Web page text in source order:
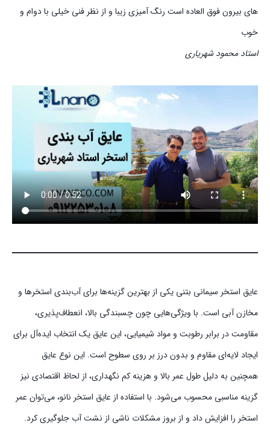
های بیرون فوق العاده است رنگ آمیزی زیبا و از نظر فنی خیلی با دوام و
خوب
استاد محمود شهریاری
عایق استخر سیمانی بتنی یکی از بهترین گزینه‌ها برای آب‌بندی استخرها و
مخازن آبی است. با ویژگی‌هایی چون چسبندگی بالا، انعطاف‌پذیری،
مقاومت در برابر رطوبت و مواد شیمیایی، این عایق یک انتخاب ایده‌آل برای
ایجاد لایه‌ای مقاوم و بدون درز بر روی سطوح است. این نوع عایق
همچنین به دلیل طول عمر بالا و هزینه کم نگهداری، از لحاظ اقتصادی نیز
گزینه مناسبی محسوب می‌شود. با استفاده از عایق استخر نانو، می‌توان عمر
استخر را افزایش داد و از بروز مشکلات ناشی از نشت آب جلوگیری کرد.